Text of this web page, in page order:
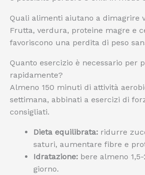
Quali alimenti aiutano a dimagrire
Frutta, verdura, proteine magre e
favoriscono una perdita di peso
Quanto esercizio è necessario per
rapidamente?
Almeno 150 minuti di attività
settimana, abbinati a esercizi di
consigliati.
Dieta equilibrata: ridurre
saturi, aumentare fibre e
Idratazione: bere almeno
giorno.